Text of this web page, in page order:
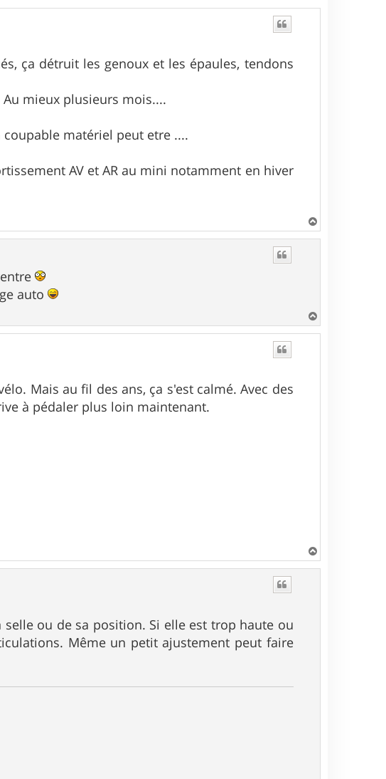
ça détruit les genoux et les épaules, tendons
mieux plusieurs mois....
matériel peut etre ....
AV et AR au mini notamment en hiver
a
auto
a
Mais au fil des ans, ça s'est calmé. Avec des
à pédaler plus loin maintenant.
a
ou de sa position. Si elle est trop haute ou
Même un petit ajustement peut faire